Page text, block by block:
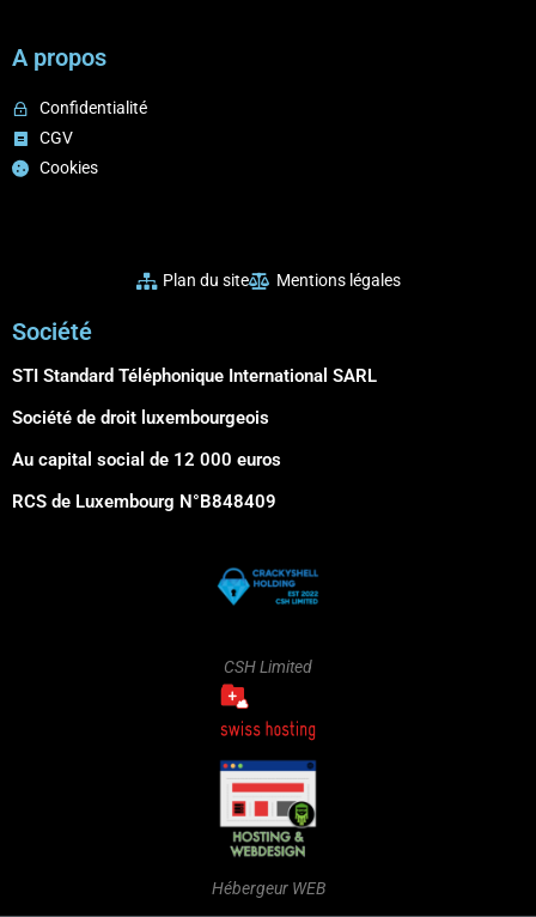
A propos
Confidentialité
CGV
Cookies
Plan du site Mentions légales
Société
STI Standard Téléphonique International SARL
Société de droit luxembourgeois
Au capital social de 12 000 euros
RCS de Luxembourg N°B848409
CSH Limited
Hébergeur WEB